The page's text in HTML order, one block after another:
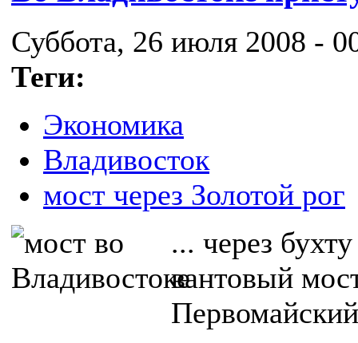
Суббота, 26 июля 2008 -
Теги:
Экономика
Владивосток
мост через Золотой рог
... через
вантовый